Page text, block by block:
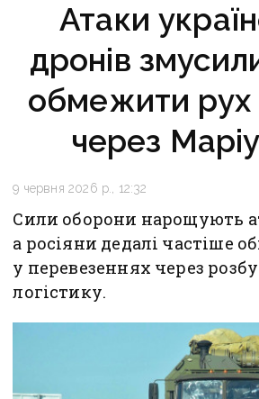
Атаки
дронів
обмежити рух
через
9 червня 2026 р., 12:32
Сили оборони нарощують
а росіяни дедалі частіше
у перевезеннях через
логістику.